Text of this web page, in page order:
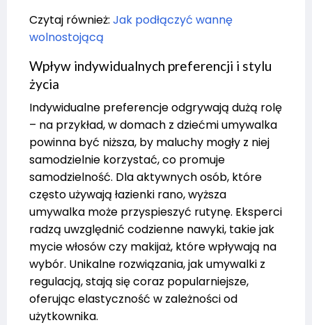
Czytaj również: Jak podłączyć wannę
wolnostojącą
Wpływ indywidualnych preferencji i stylu
życia
Indywidualne preferencje odgrywają dużą rolę
– na przykład, w domach z dziećmi umywalka
powinna być niższa, by maluchy mogły z niej
samodzielnie korzystać, co promuje
samodzielność. Dla aktywnych osób, które
często używają łazienki rano, wyższa
umywalka może przyspieszyć rutynę. Eksperci
radzą uwzględnić codzienne nawyki, takie jak
mycie włosów czy makijaż, które wpływają na
wybór. Unikalne rozwiązania, jak umywalki z
regulacją, stają się coraz popularniejsze,
oferując elastyczność w zależności od
użytkownika.